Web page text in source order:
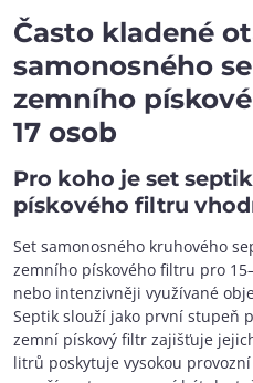
Často kladené
samonosného
zemního
17 osob
Pro koho je set
pískového filtru
Set samonosného kruhového
zemního pískového filtru pro
nebo intenzivněji využívané
Septik slouží jako první stupeň
zemní pískový filtr zajišťuje
litrů poskytuje vysokou